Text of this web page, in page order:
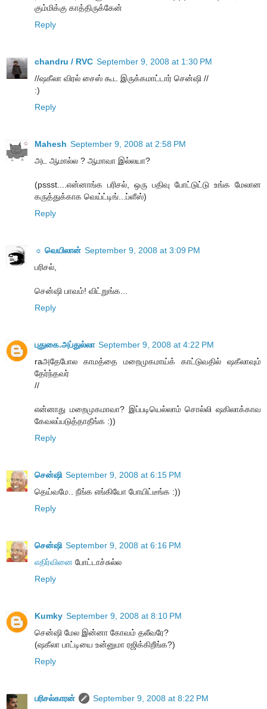
கும்மிக்கு காத்திருக்கேன்
Reply
chandru / RVC September 9, 2008 at 1:30 PM
//ஷகீலா விரல் சைஸ் கூட இருக்கமாட்டார் சென்ஷி //
:)
Reply
Mahesh September 9, 2008 at 2:58 PM
அட ஆமால்ல ? ஆமாவா இல்லயா?
(pssst....என்னாங்க பரிசல், ஒரு பதிவு போட்டுட்டு உங்க மேலான
கருத்துக்காக வெய்ட்டிங்...ப்ளீஸ்)
Reply
☼ வெயிலான் September 9, 2008 at 3:09 PM
பரிசல்,
சென்ஷி பாவம்! விட்றுங்க...
Reply
புதுகை.அப்துல்லா September 9, 2008 at 4:22 PM
raஅதேபோல காமத்தை மறைமுகமாய்க் காட்டுவதில் ஷகீலாவும்
தேர்ந்தவர்
//
என்னாது மறைமுகமாவா? இப்படியெல்லாம் சொல்லி ஷகிலாக்காவ
கேவலப்படுத்தாதீங்க :))
Reply
சென்ஷி September 9, 2008 at 6:15 PM
தெய்வமே.. நீங்க எங்கியோ போயிட்டீங்க :))
Reply
சென்ஷி September 9, 2008 at 6:16 PM
எதிர்வினை போட்டாச்சுல்ல
Reply
Kumky September 9, 2008 at 8:10 PM
சென்ஷி மேல இன்னா கோவம் தலீவரே?
(ஷகீலா பாட்டியை உன்னுமா ரஜிக்கிறீங்க?)
Reply
பரிசல்காரன்
September 9, 2008 at 8:22 PM